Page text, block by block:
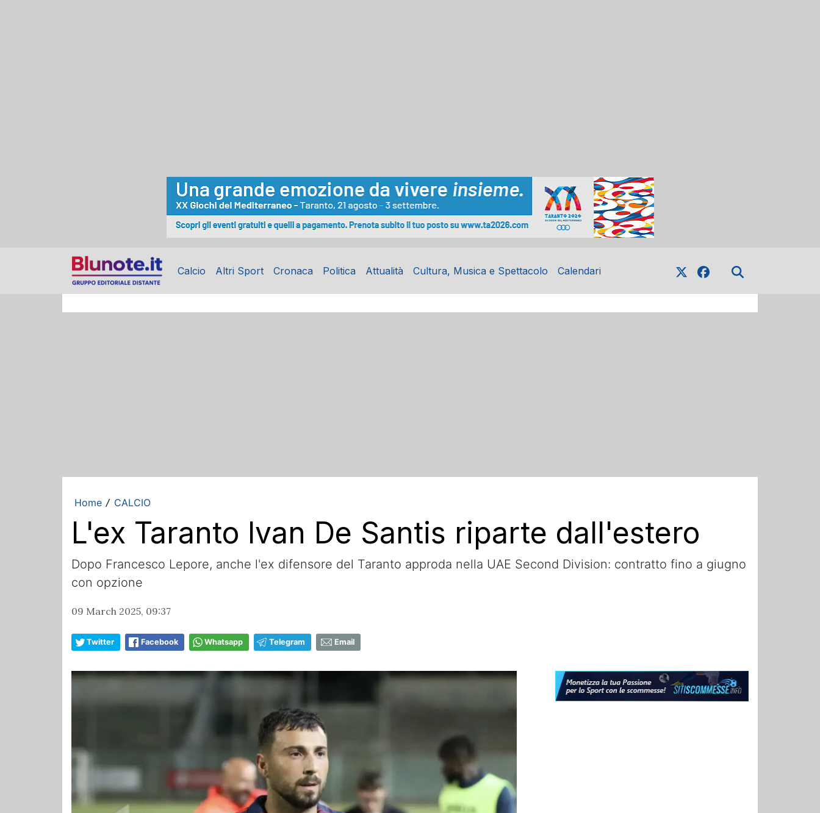
Calcio Altri Sport Cronaca Politica Attualità Cultura, Musica e Spettacolo Calendari
Home / CALCIO
L'ex Taranto Ivan De Santis riparte dall'estero
Dopo Francesco Lepore, anche l'ex difensore del Taranto approda nella UAE Second Division: contratto fino a giugno
con opzione
09 March 2025, 09:37
Twitter Facebook Whatsapp Telegram Email